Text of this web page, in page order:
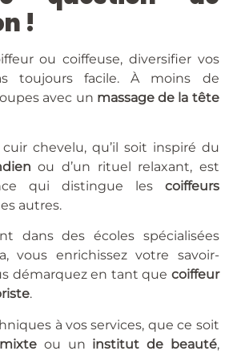
!
ou coiffeuse, diversifier vos
toujours facile. À moins de
avec un massage de la tête
chevelu, qu’il soit inspiré du
ou d’un rituel relaxant, est
qui distingue les coiffeurs
autres.
dans des écoles spécialisées
vous enrichissez votre savoir-
démarquez en tant que coiffeur
.
à vos services, que ce soit
ou un institut de beauté,